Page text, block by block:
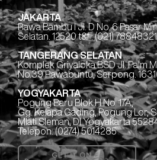
JAKARTA
Rawa Bambu I Jl. D No. 6 Pasar
Selatan. 12520 t&f : (021) 78848321
TANGERANG SELATAN
Komplek Griyaloka BSD Jl. Palm
No.39 Rawabuntu, Serpong.
YOGYAKARTA
Pogung Baru Blok H No. 17A,
Gg. Kelapa Gading, Pogung Lor,
Mlati Sleman, DI Yogyakarta
Telepon: (0274) 5014285